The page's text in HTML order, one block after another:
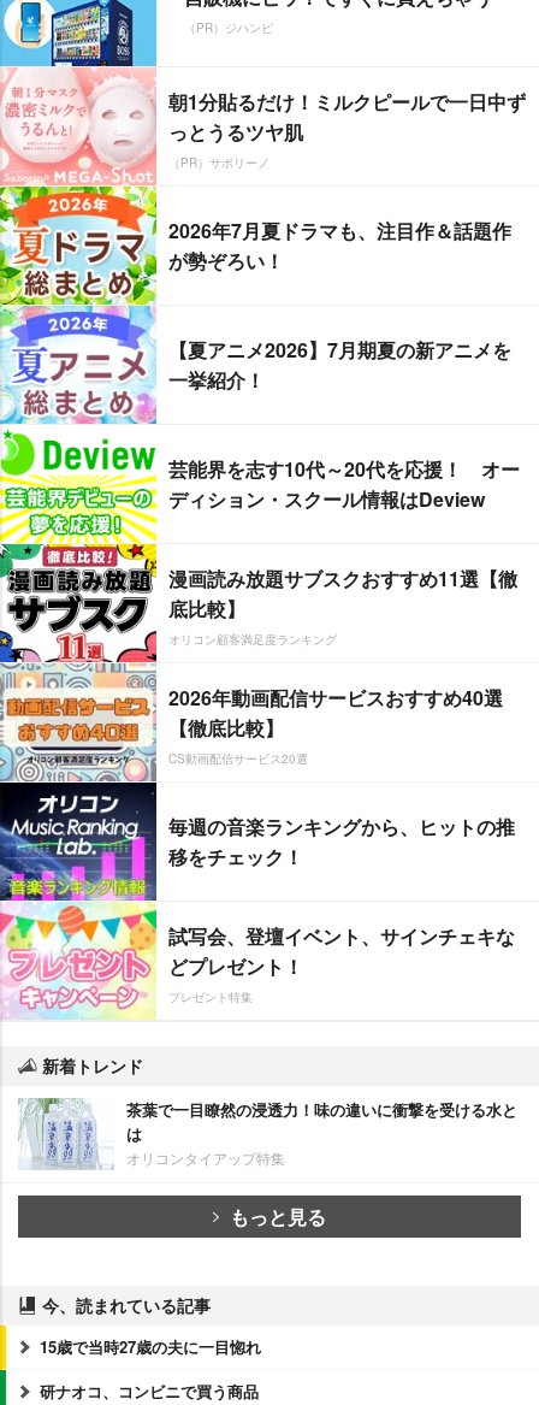
（PR）ジハンピ
朝1分貼るだけ！ミルクピールで一日中ず
っとうるツヤ肌
（PR）サボリーノ
2026年7月夏ドラマも、注目作＆話題作
が勢ぞろい！
【夏アニメ2026】7月期夏の新アニメを
一挙紹介！
芸能界を志す10代～20代を応援！ オー
ディション・スクール情報はDeview
漫画読み放題サブスクおすすめ11選【徹
底比較】
オリコン顧客満足度ランキング
2026年動画配信サービスおすすめ40選
【徹底比較】
CS動画配信サービス20選
毎週の音楽ランキングから、ヒットの推
移をチェック！
試写会、登壇イベント、サインチェキな
どプレゼント！
プレゼント特集
新着トレンド
茶葉で一目瞭然の浸透力！味の違いに衝撃を受ける水と
は
オリコンタイアップ特集
もっと見る
今、読まれている記事
15歳で当時27歳の夫に一目惚れ
研ナオコ、コンビニで買う商品